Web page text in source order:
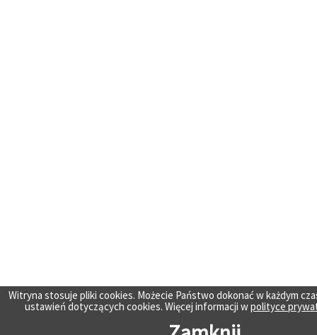
Witryna stosuje pliki cookies. Możecie Państwo dokonać w każdym
ustawień dotyczących cookies. Więcej informacji wpolityce